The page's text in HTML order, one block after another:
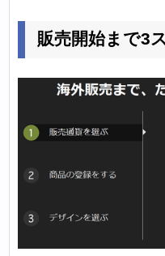
販売開始まで3